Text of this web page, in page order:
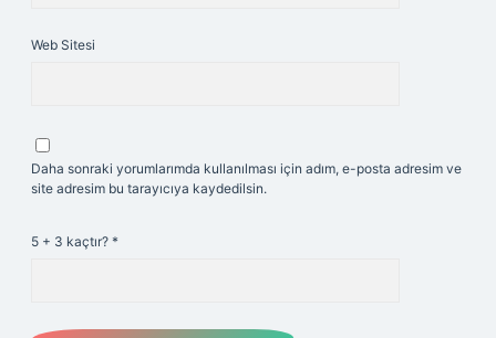
Web Sitesi
Daha sonraki yorumlarımda kullanılması için adım, e-posta adresim ve
site adresim bu tarayıcıya kaydedilsin.
5 + 3 kaçtır? *